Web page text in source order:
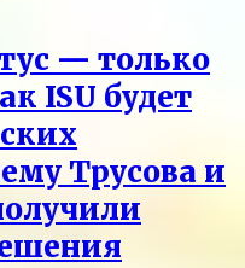
— только
ISU будет
Трусова и